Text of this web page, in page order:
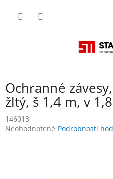
Ochranné
žltý, š 1,4 m, v
146013
Priemerné
Neohodnotené Podrobnosti